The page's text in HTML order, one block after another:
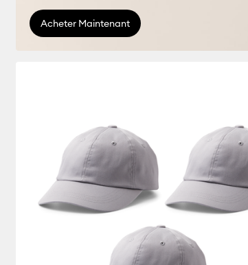
Acheter Maintenant